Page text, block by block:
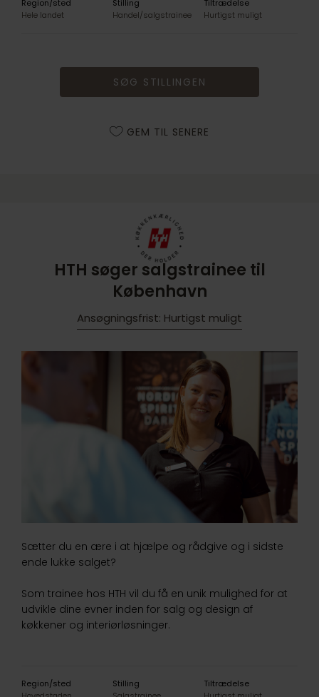
Region/sted
Hele landet
Stilling
Handel/salgstrainee
Tiltrædelse
Hurtigst muligt
SØG STILLINGEN
GEM TIL SENERE
HTH søger salgstrainee til
København
Ansøgningsfrist: Hurtigst muligt
Sætter du en ære i at hjælpe og rådgive og i sidste
ende lukke salget?
Som trainee hos HTH vil du få en unik mulighed for at
udvikle dine evner inden for salg og design af
køkkener og interiørløsninger.
Region/sted
Stilling
Tiltrædelse